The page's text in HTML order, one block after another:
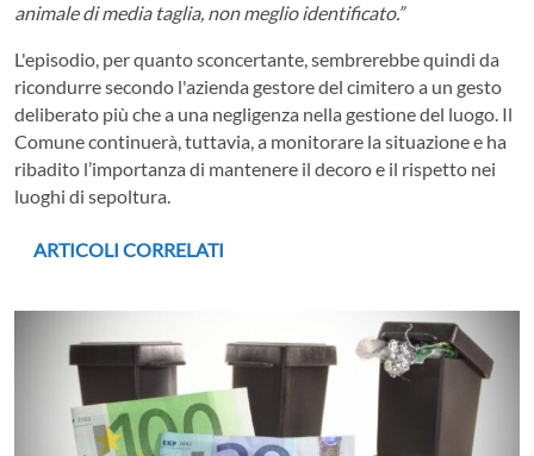
animale di media taglia, non meglio identificato.”
L'episodio, per quanto sconcertante, sembrerebbe quindi da
ricondurre secondo l'azienda gestore del cimitero a un gesto
deliberato più che a una negligenza nella gestione del luogo. Il
Comune continuerà, tuttavia, a monitorare la situazione e ha
ribadito l’importanza di mantenere il decoro e il rispetto nei
luoghi di sepoltura.
ARTICOLI CORRELATI